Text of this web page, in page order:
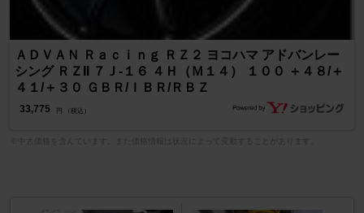
ＡＤＶＡＮ Ｒａｃｉｎｇ ＲＺ２ ヨコハマ アドバンレー
シング ＲＺII ７Ｊ-１６ ４Ｈ（Ｍ１４） １００ ＋４８/＋
４１/＋３０ ＧＢＲ/ＩＢＲ/ＲＢＺ
33,775 円 （税込）